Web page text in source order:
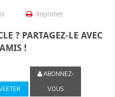
Imprimer
? PARTAGEZ-LE AVEC
!
ABONNEZ-
VOUS